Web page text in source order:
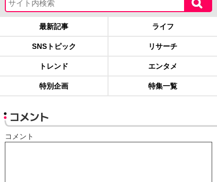
最新記事 ライフ
SNSトピック リサーチ
トレンド エンタメ
特別企画 特集一覧
コメント
コメント